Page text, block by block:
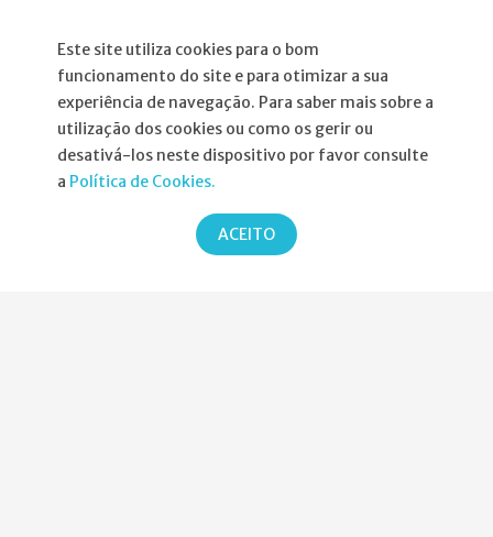
Este site utiliza cookies para o bom
funcionamento do site e para otimizar a sua
experiência de navegação. Para saber mais sobre a
utilização dos cookies ou como os gerir ou
desativá-los neste dispositivo por favor consulte
a Política de Cookies.
ACEITO
Agenda
Política de Privacidade